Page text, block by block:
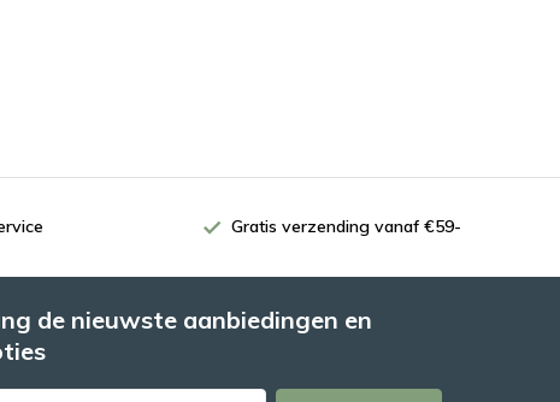
Gratis verzending vanaf €59-
de nieuwste aanbiedingen en